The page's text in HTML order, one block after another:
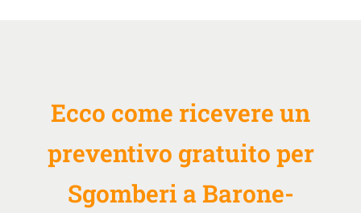
Ecco come ricevere un
preventivo gratuito per
Sgomberi a Barone-